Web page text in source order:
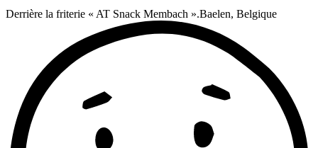
Derrière la friterie « AT Snack Membach ».Baelen, Belgique